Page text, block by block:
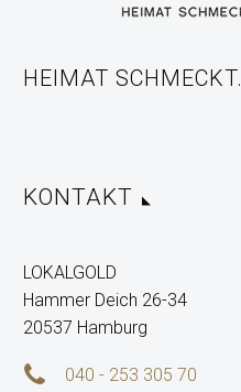
HEIMAT SCHMECKT.
KONTAKT
LOKALGOLD
Hammer Deich 26-34
20537 Hamburg

 040 - 253 305 70